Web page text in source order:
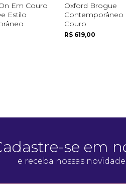
Em Couro
Estilo
Oxford Brogue
Contemporâneo
Couro
R$ 619,00
se em
e receba nossas